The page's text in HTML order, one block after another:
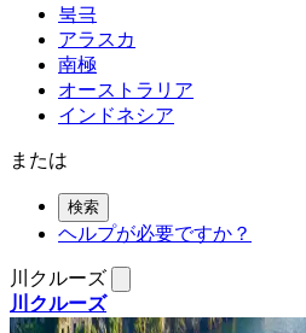
북극
アラスカ
南極
オーストラリア
インドネシア
または
検索
ヘルプが必要ですか？
川クルーズ
川クルーズ